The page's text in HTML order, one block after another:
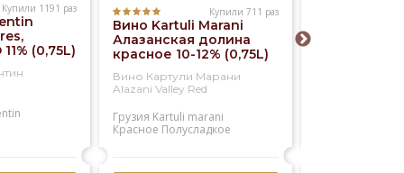
Купили 1191 раз
(0,75L)
Купили 711 раз
Вино Kartuli Marani
Алазанская долина
красное 10-12% (0,75L)
Вино Картули Марани
Alazani Valley Red
Грузия Kartuli marani
Красное Полусладкое